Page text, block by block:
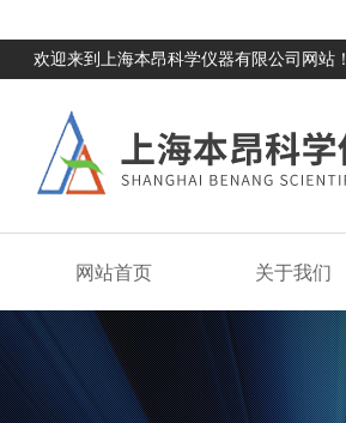
欢迎来到上海本昂科学仪器有限公司网站！
网站首页 关于我们